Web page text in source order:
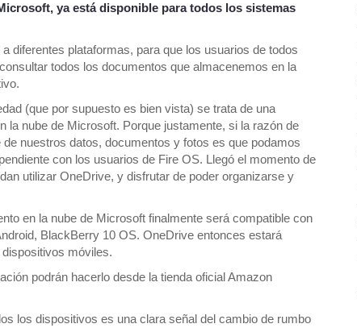
ya está disponible para todos los sistemas
diferentes plataformas, para que los usuarios de todos
todos los documentos que almacenemos en la
(que por supuesto es bien vista) se trata de una
la nube de Microsoft. Porque justamente, si la razón de
nuestros datos, documentos y fotos es que podamos
con los usuarios de Fire OS. Llegó el momento de
utilizar OneDrive, y disfrutar de poder organizarse y
en la nube de Microsoft finalmente será compatible con
BlackBerry 10 OS. OneDrive entonces estará
móviles.
podrán hacerlo desde la tienda oficial Amazon
los dispositivos es una clara señal del cambio de rumbo